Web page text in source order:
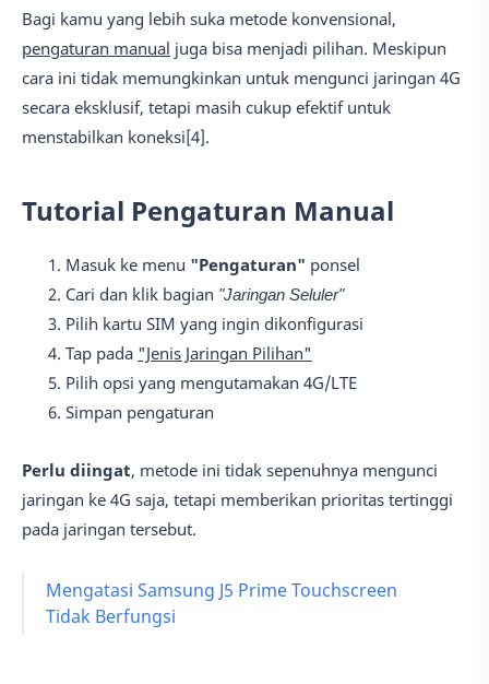
Bagi kamu yang lebih suka metode konvensional,
pengaturan manual juga bisa menjadi pilihan. Meskipun
cara ini tidak memungkinkan untuk mengunci jaringan 4G
secara eksklusif, tetapi masih cukup efektif untuk
menstabilkan koneksi[4].
Tutorial Pengaturan Manual
Masuk ke menu "Pengaturan" ponsel
Cari dan klik bagian "Jaringan Seluler"
Pilih kartu SIM yang ingin dikonfigurasi
Tap pada "Jenis Jaringan Pilihan"
Pilih opsi yang mengutamakan 4G/LTE
Simpan pengaturan
Perlu diingat, metode ini tidak sepenuhnya mengunci
jaringan ke 4G saja, tetapi memberikan prioritas tertinggi
pada jaringan tersebut.
Mengatasi Samsung J5 Prime Touchscreen
Tidak Berfungsi